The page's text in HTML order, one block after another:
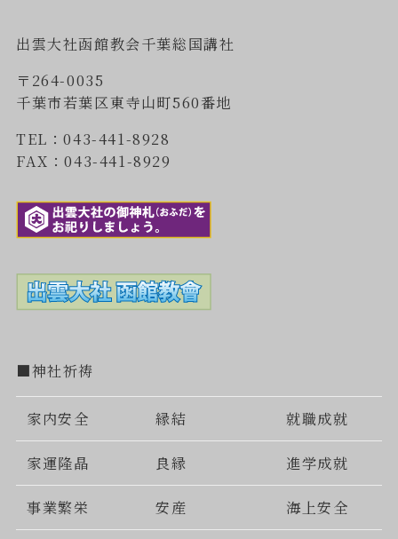
出雲大社函館教会千葉総国講社
〒264-0035
千葉市若葉区東寺山町560番地
TEL：043-441-8928
FAX：043-441-8929
■神社祈祷
家内安全 縁結 就職成就
家運隆晶 良縁 進学成就
事業繁栄 安産 海上安全